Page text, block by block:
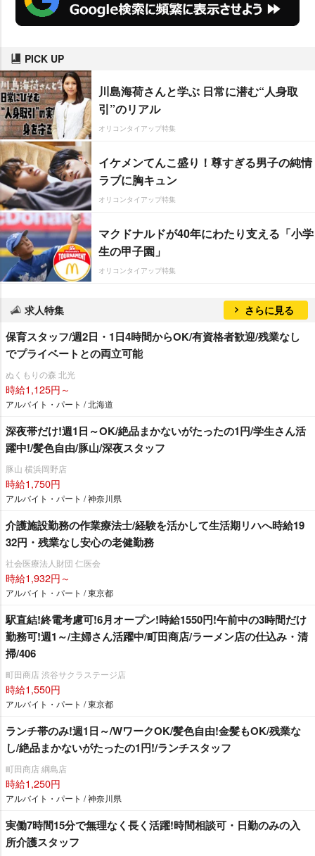
PICK UP
川島海荷さんと学ぶ 日常に潜む“人身取
引”のリアル
オリコンタイアップ特集
イケメンてんこ盛り！尊すぎる男子の純情
ラブに胸キュン
オリコンタイアップ特集
マクドナルドが40年にわたり支える「小学
生の甲子園」
オリコンタイアップ特集
求人特集 さらに見る
保育スタッフ/週2日・1日4時間からOK/有資格者歓迎/残業なし
でプライベートとの両立可能
ぬくもりの森 北光
時給1,125円～
アルバイト・パート / 北海道
深夜帯だけ!週1日～OK/絶品まかないがたったの1円/学生さん活
躍中!/髪色自由/豚山/深夜スタッフ
豚山 横浜岡野店
時給1,750円
アルバイト・パート / 神奈川県
介護施設勤務の作業療法士/経験を活かして生活期リハへ時給19
32円・残業なし安心の老健勤務
社会医療法人財団 仁医会
時給1,932円～
アルバイト・パート / 東京都
駅直結!終電考慮可!6月オープン!時給1550円!午前中の3時間だけ
勤務可!週1～/主婦さん活躍中/町田商店/ラーメン店の仕込み・清
掃/406
町田商店 渋谷サクラステージ店
時給1,550円
アルバイト・パート / 東京都
ランチ帯のみ!週1日～/WワークOK/髪色自由!金髪もOK/残業な
し/絶品まかないがたったの1円!/ランチスタッフ
町田商店 綱島店
時給1,250円
アルバイト・パート / 神奈川県
実働7時間15分で無理なく長く活躍!時間相談可・日勤のみの入
所介護スタッフ